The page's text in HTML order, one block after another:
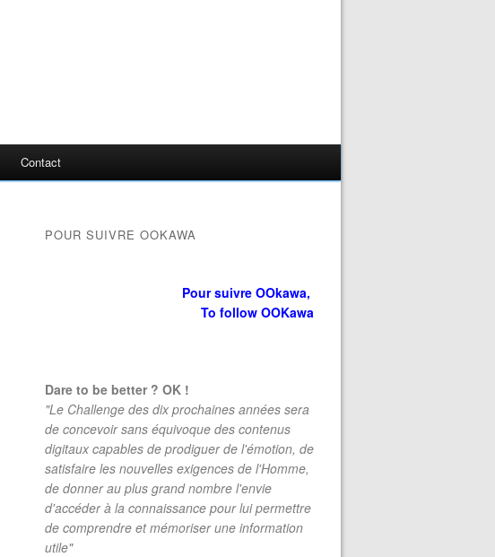
Contact
POUR SUIVRE OOKAWA
Pour suivre OOkawa,
To follow OOKawa
Dare to be better ? OK !
"Le Challenge des dix prochaines années sera
de concevoir sans équivoque des contenus
digitaux capables de prodiguer de l'émotion, de
satisfaire les nouvelles exigences de l'Homme,
de donner au plus grand nombre l'envie
d'accéder à la connaissance pour lui permettre
de comprendre et mémoriser une information
utile"